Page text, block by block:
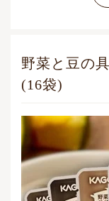
野菜と豆の
(16袋)